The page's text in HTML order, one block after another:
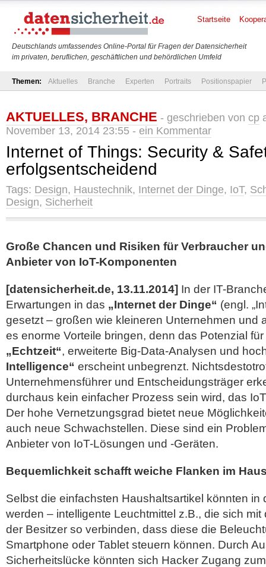
Deutschlands umfassendes Online-Portal für Fragen der Datensicherheit
im privaten, beruflichen, geschäftlichen und behördlichen Umfeld
Startseite
Themen: Aktuelles Branche Experten Portraits Positionspapier
AKTUELLES, BRANCHE - geschrieben von cp
November 13, 2014 23:55 - ein Kommentar
Internet of Things: Security &
erfolgsentscheidend
Tags: Design, Haustechnik, Internet der Dinge, IoT,
Design, Sicherheit
Große Chancen und Risiken für Verbraucher
Anbieter von IoT-Komponenten
[datensicherheit.de, 13.11.2014] In der IT-
Erwartungen in das „Internet der Dinge“ (engl.
gesetzt – großen wie kleineren Unternehmen und
es enorme Vorteile bringen, denn das Potenzial
„Echtzeit“, erweiterte Big-Data-Analysen und
Intelligence“ erscheint unbegrenzt.
Unternehmensführer und Entscheidungsträger
durchaus kein einfacher Prozess sein wird, das
Der hohe Vernetzungsgrad bietet neue
auch neue Schwachstellen. Diese sind ein
Anbieter von IoT-Lösungen und -Geräten.
Bequemlichkeit schafft weiche Flanken im
Selbst die einfachsten Haushaltsartikel könnten in
werden – intelligente Leuchtmittel z.B., die sich
der Besitzer so verbinden, dass diese die
Smartphone oder Tablet steuern können. Durch
Sicherheitslücke könnten sich Hacker Zugang